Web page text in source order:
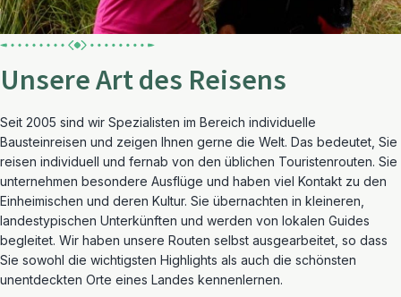
Unsere Art des Reisens
Seit 2005 sind wir Spezialisten im Bereich individuelle
Bausteinreisen und zeigen Ihnen gerne die Welt. Das bedeutet, Sie
reisen individuell und fernab von den üblichen Touristenrouten. Sie
unternehmen besondere Ausflüge und haben viel Kontakt zu den
Einheimischen und deren Kultur. Sie übernachten in kleineren,
landestypischen Unterkünften und werden von lokalen Guides
begleitet. Wir haben unsere Routen selbst ausgearbeitet, so dass
Sie sowohl die wichtigsten Highlights als auch die schönsten
unentdeckten Orte eines Landes kennenlernen.